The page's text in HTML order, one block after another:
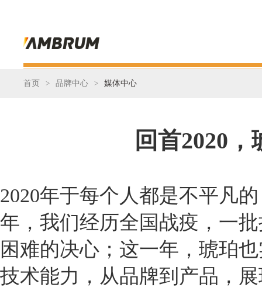
首页 > 品牌中心 > 媒体中心
回首2020
2020年于每个人都是不平凡
年，我们经历全国战疫，一
困难的决心；这一年，琥珀
技术能力， 从品牌到产品，